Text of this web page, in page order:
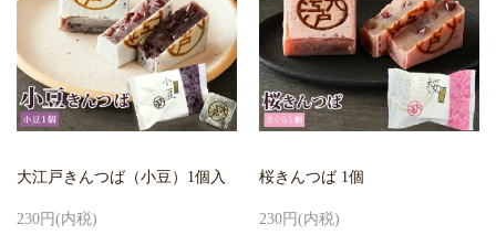
大江戸きんつば（小豆）1個入
230円(内税)
桜きんつば 1個
230円(内税)